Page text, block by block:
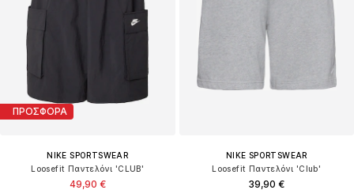
ΠΡΟΣΦΟΡΑ
NIKE SPORTSWEAR
Loosefit Παντελόνι 'CLUB'
49,90 €
NIKE SPORTSWEAR
Loosefit Παντελόνι 'Club'
39,90 €